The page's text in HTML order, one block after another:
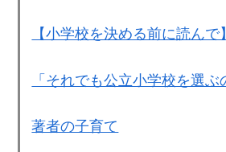
【小学校を決める前に読ん
「それでも公立小学校を選
著者の子育て